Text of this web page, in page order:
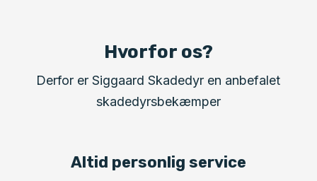
Hvorfor os?
Derfor er Siggaard Skadedyr en anbefalet
skadedyrsbekæmper
Altid personlig service